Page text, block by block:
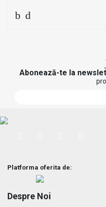
Abonează-te la
Platforma oferita de:
Despre Noi